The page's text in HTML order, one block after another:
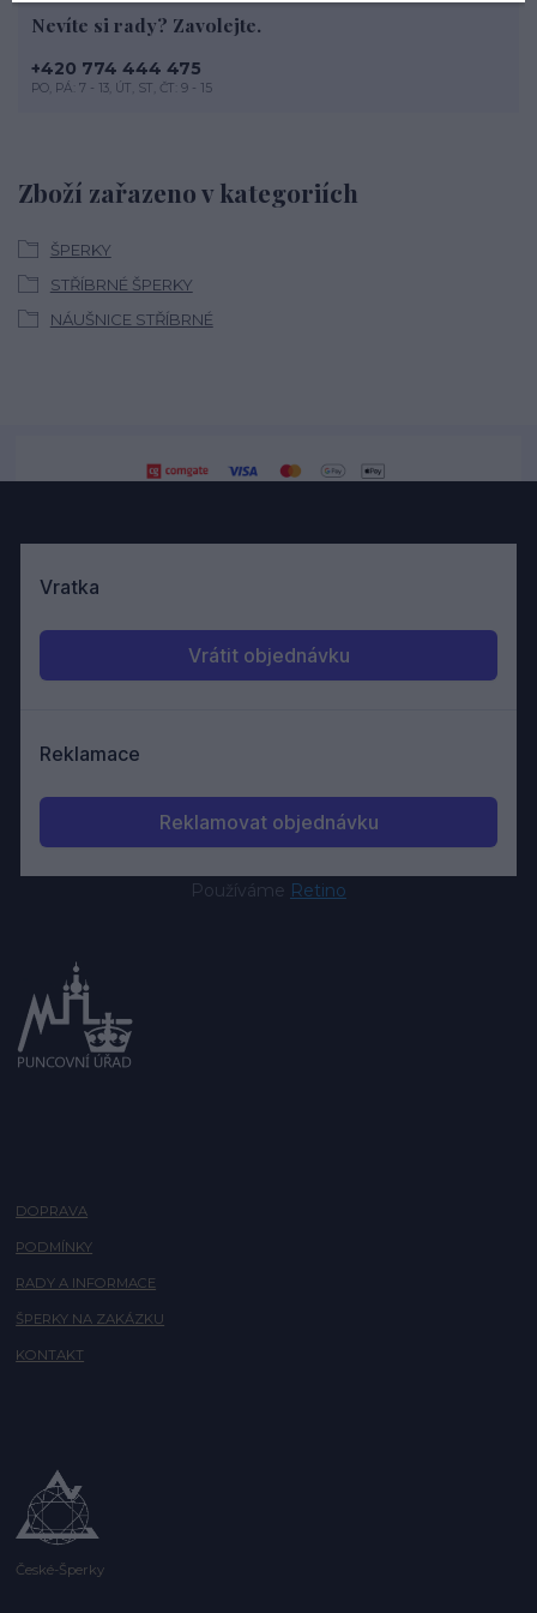
Zboží zařazeno v kategoriích
ŠPERKY
STŘÍBRNÉ ŠPERKY
NÁUŠNICE STŘÍBRNÉ
Nevíte si rady? Zavolejte.
+420 774 444 475
PO, PÁ: 7 - 13, ÚT, ST, ČT: 9 - 15
Používáme Retino
DOPRAVA
PODMÍNKY
RADY A INFORMACE
ŠPERKY NA ZAKÁZKU
KONTAKT
České-Šperky